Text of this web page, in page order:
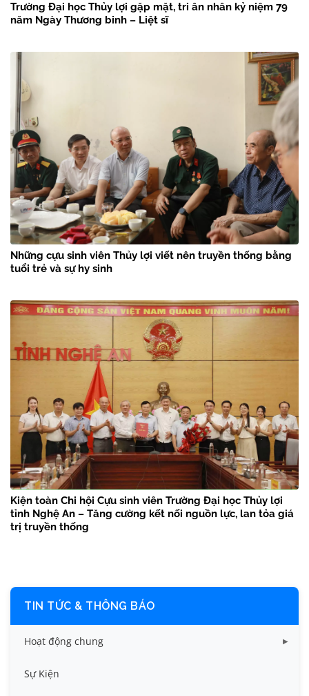
Trường Đại học Thủy lợi gặp mặt, tri ân nhân kỷ niệm 79
năm Ngày Thương binh – Liệt sĩ
Những cựu sinh viên Thủy lợi viết nên truyền thống bằng
tuổi trẻ và sự hy sinh
Kiện toàn Chi hội Cựu sinh viên Trường Đại học Thủy lợi
tỉnh Nghệ An – Tăng cường kết nối nguồn lực, lan tỏa giá
trị truyền thống
TIN TỨC & THÔNG BÁO
Hoạt động chung
Tin công tác sinh viên
Sự Kiện